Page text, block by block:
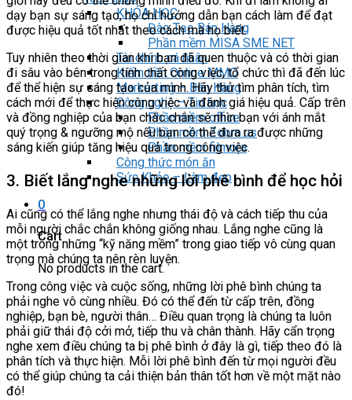
KHÓA HỌC
Đào Tạo Bán Hàng
Phần mềm MISA SME NET
Tài chính cá nhân
Kiếm tiền Online MMO
Markerting – Bán Hàng
Công nghệ – Tin học
Phần mềm office
Phần mềm Zoom.us
Phần mềm filmora
Công thức món ăn
Sức Khỏe – Làm đẹp
0
Cart
No products in the cart.
dạy bạn sự sáng tạo, họ chỉ hướng dẫn bạn cách làm để đạt
được hiệu quả tốt nhất theo cách mà họ biết.
Tuy nhiên theo thời gian khi bạn đã quen thuộc và có thời gian
đi sâu vào bên trong tính chất công việc, tổ chức thì đã đến lúc
để thể hiện sự sáng tạo của mình. Hãy thử tìm phân tích, tìm
cách mới để thực hiện công việc và đánh giá hiệu quả. Cấp trên
và đồng nghiệp của bạn chắc chắn sẽ nhìn bạn với ánh mắt
quý trọng & ngưỡng mộ nếu bạn có thể đưa ra được những
sáng kiến giúp tăng hiệu quả trong công việc.
3. Biết lắng nghe những lời phê bình để học hỏi
Ai cũng có thể lắng nghe nhưng thái độ và cách tiếp thu của
mỗi người chắc chắn không giống nhau. Lắng nghe cũng là
một trong những “kỹ năng mềm” trong giao tiếp vô cùng quan
trọng mà chúng ta nên rèn luyện.
Trong công việc và cuộc sống, những lời phê bình chúng ta
phải nghe vô cùng nhiều. Đó có thể đến từ cấp trên, đồng
nghiệp, bạn bè, người thân… Điều quan trọng là chúng ta luôn
phải giữ thái độ cởi mở, tiếp thu và chân thành. Hãy cẩn trọng
nghe xem điều chúng ta bị phê bình ở đây là gì, tiếp theo đó là
phân tích và thực hiện. Mỗi lời phê bình đến từ mọi người đều
có thể giúp chúng ta cải thiện bản thân tốt hơn về một mặt nào
đó!